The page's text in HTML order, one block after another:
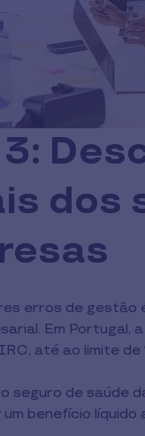
dos
erros de
Em Portugal,
até ao limite de
o seguro de saúde
benefício líquido